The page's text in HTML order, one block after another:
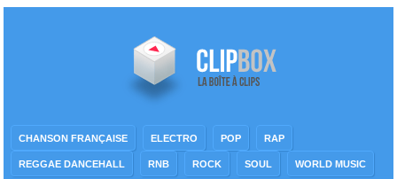
CHANSON FRANÇAISE ELECTRO POP RAP
REGGAE DANCEHALL RNB ROCK SOUL WORLD MUSIC